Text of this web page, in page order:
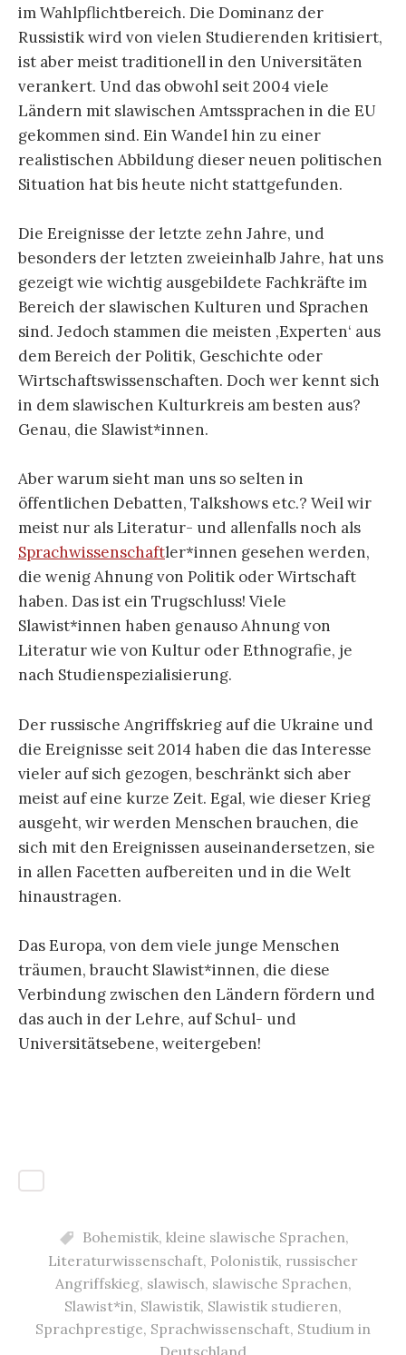
im Wahlpflichtbereich. Die Dominanz der
Russistik wird von vielen Studierenden kritisiert,
ist aber meist traditionell in den Universitäten
verankert. Und das obwohl seit 2004 viele
Ländern mit slawischen Amtssprachen in die EU
gekommen sind. Ein Wandel hin zu einer
realistischen Abbildung dieser neuen politischen
Situation hat bis heute nicht stattgefunden.
Die Ereignisse der letzte zehn Jahre, und
besonders der letzten zweieinhalb Jahre, hat uns
gezeigt wie wichtig ausgebildete Fachkräfte im
Bereich der slawischen Kulturen und Sprachen
sind. Jedoch stammen die meisten ‚Experten‘ aus
dem Bereich der Politik, Geschichte oder
Wirtschaftswissenschaften. Doch wer kennt sich
in dem slawischen Kulturkreis am besten aus?
Genau, die Slawist*innen.
Aber warum sieht man uns so selten in
öffentlichen Debatten, Talkshows etc.? Weil wir
meist nur als Literatur- und allenfalls noch als
Sprachwissenschaftler*innen gesehen werden,
die wenig Ahnung von Politik oder Wirtschaft
haben. Das ist ein Trugschluss! Viele
Slawist*innen haben genauso Ahnung von
Literatur wie von Kultur oder Ethnografie, je
nach Studienspezialisierung.
Der russische Angriffskrieg auf die Ukraine und
die Ereignisse seit 2014 haben die das Interesse
vieler auf sich gezogen, beschränkt sich aber
meist auf eine kurze Zeit. Egal, wie dieser Krieg
ausgeht, wir werden Menschen brauchen, die
sich mit den Ereignissen auseinandersetzen, sie
in allen Facetten aufbereiten und in die Welt
hinaustragen.
Das Europa, von dem viele junge Menschen
träumen, braucht Slawist*innen, die diese
Verbindung zwischen den Ländern fördern und
das auch in der Lehre, auf Schul- und
Universitätsebene, weitergeben!
Bohemistik, kleine slawische Sprachen,
Literaturwissenschaft, Polonistik, russischer
Angriffskieg, slawisch, slawische Sprachen,
Slawist*in, Slawistik, Slawistik studieren,
Sprachprestige, Sprachwissenschaft, Studium in